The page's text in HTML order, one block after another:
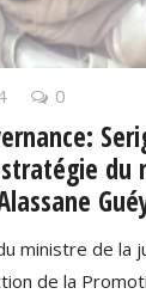
0
du
ministre de la
de la